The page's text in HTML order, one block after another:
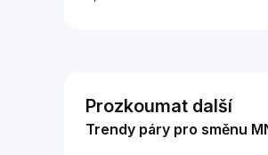
Prozkoumat další
Trendy páry pro směnu